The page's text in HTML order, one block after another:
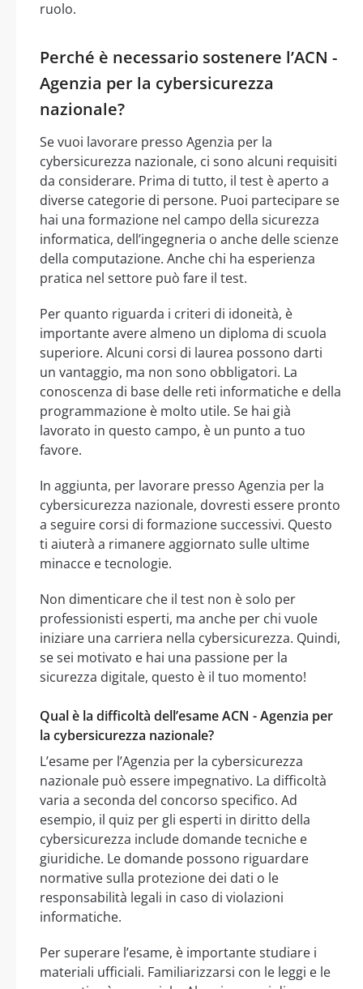
ruolo.
Perché è necessario sostenere l’ACN -
Agenzia per la cybersicurezza
nazionale?
Se vuoi lavorare presso Agenzia per la
cybersicurezza nazionale, ci sono alcuni requisiti
da considerare. Prima di tutto, il test è aperto a
diverse categorie di persone. Puoi partecipare se
hai una formazione nel campo della sicurezza
informatica, dell’ingegneria o anche delle scienze
della computazione. Anche chi ha esperienza
pratica nel settore può fare il test.
Per quanto riguarda i criteri di idoneità, è
importante avere almeno un diploma di scuola
superiore. Alcuni corsi di laurea possono darti
un vantaggio, ma non sono obbligatori. La
conoscenza di base delle reti informatiche e della
programmazione è molto utile. Se hai già
lavorato in questo campo, è un punto a tuo
favore.
In aggiunta, per lavorare presso Agenzia per la
cybersicurezza nazionale, dovresti essere pronto
a seguire corsi di formazione successivi. Questo
ti aiuterà a rimanere aggiornato sulle ultime
minacce e tecnologie.
Non dimenticare che il test non è solo per
professionisti esperti, ma anche per chi vuole
iniziare una carriera nella cybersicurezza. Quindi,
se sei motivato e hai una passione per la
sicurezza digitale, questo è il tuo momento!
Qual è la difficoltà dell’esame ACN - Agenzia per
la cybersicurezza nazionale?
L’esame per l’Agenzia per la cybersicurezza
nazionale può essere impegnativo. La difficoltà
varia a seconda del concorso specifico. Ad
esempio, il quiz per gli esperti in diritto della
cybersicurezza include domande tecniche e
giuridiche. Le domande possono riguardare
normative sulla protezione dei dati o le
responsabilità legali in caso di violazioni
informatiche.
Per superare l’esame, è importante studiare i
materiali ufficiali. Familiarizzarsi con le leggi e le